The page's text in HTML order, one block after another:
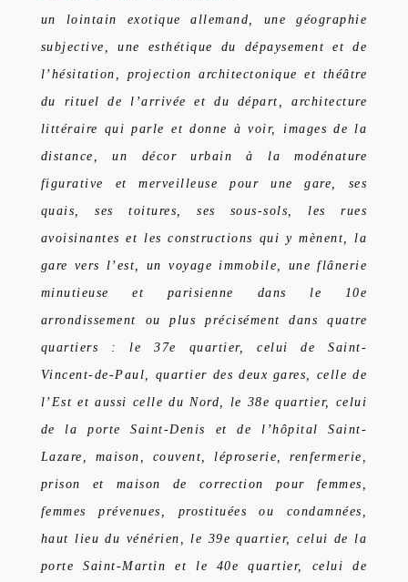
un lointain exotique allemand, une géographie
subjective, une esthétique du dépaysement et de
l’hésitation, projection architectonique et théâtre
du rituel de l’arrivée et du départ, architecture
littéraire qui parle et donne à voir, images de la
distance, un décor urbain à la modénature
figurative et merveilleuse pour une gare, ses
quais, ses toitures, ses sous-sols, les rues
avoisinantes et les constructions qui y mènent, la
gare vers l’est, un voyage immobile, une flânerie
minutieuse et parisienne dans le 10e
arrondissement ou plus précisément dans quatre
quartiers : le 37e quartier, celui de Saint-
Vincent-de-Paul, quartier des deux gares, celle de
l’Est et aussi celle du Nord, le 38e quartier, celui
de la porte Saint-Denis et de l’hôpital Saint-
Lazare, maison, couvent, léproserie, renfermerie,
prison et maison de correction pour femmes,
femmes prévenues, prostituées ou condamnées,
haut lieu du vénérien, le 39e quartier, celui de la
porte Saint-Martin et le 40e quartier, celui de